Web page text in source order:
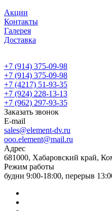
Акции
Контакты
Галерея
Доставка
+7 (914) 375-09-98
+7 (914) 375-09-98
+7 (4217) 51-93-35
+7 (924) 228-13-13
+7 (962) 297-93-35
Заказать звонок
E-mail
sales@element-dv.ru
ooo.element@mail.ru
Адрес
681000, Хабаровский край,
Режим работы
будни 9:00-18:00, перерыв